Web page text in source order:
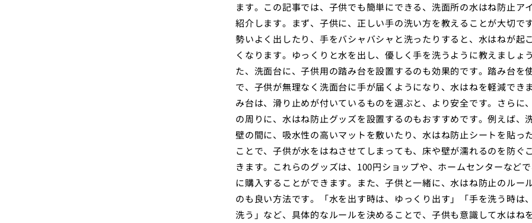
ます。この記事では、子供でも簡単にできる、洗面所の水はね防止ア
紹介します。まず、子供に、正しい手の洗い方を教えることが大切で
勢いよく出したり、手をバシャバシャと洗ったりすると、水はねが起
くなります。ゆっくりと水を出し、優しく手を洗うように教えましょ
た、洗面台に、子供用の踏み台を設置するのも効果的です。踏み台を
で、子供が無理なく洗面台に手が届くようになり、水はねを軽減でき
み台は、滑り止めが付いているものを選ぶと、より安全です。さらに
の周りに、水はね防止グッズを設置するのもおすすめです。例えば、
壁の間に、吸水性の高いマットを敷いたり、水はね防止シートを貼っ
ことで、子供が水をはねさせてしまっても、床や壁が濡れるのを防ぐ
きます。これらのグッズは、100円ショップや、ホームセンターなど
に購入することができます。また、子供と一緒に、水はね防止のルー
のも良い方法です。「水を出す時は、ゆっくり出す」「手を洗う時は
洗う」など、具体的なルールを決めることで、子供も意識して水はね